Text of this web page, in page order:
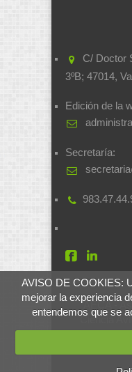
AVISO DE COOKIES:
mejorar la experiencia
entendemos que se
C/ Doctor
3ºB; 47014,
Edición de la
Secretaría:
AECA -
Ciencia
Poultry